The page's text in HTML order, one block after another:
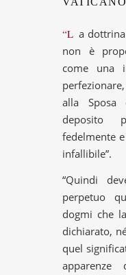
“La dottrina della fede che Dio rivelò
non è
come una
alla Sposa
deposito
fedelmente
infallibile”.
“Quindi
perpetuo
dogmi che
dichiarato,
quel